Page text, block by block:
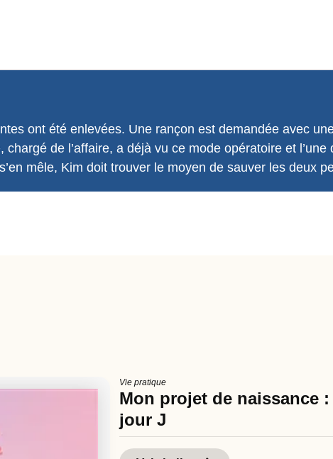
ont été enlevées. Une rançon est demandée avec
de l’affaire, a déjà vu ce mode opératoire et
mêle, Kim doit trouver le moyen de sauver les deux
Vie pratique
Mon projet de naissance
jour J